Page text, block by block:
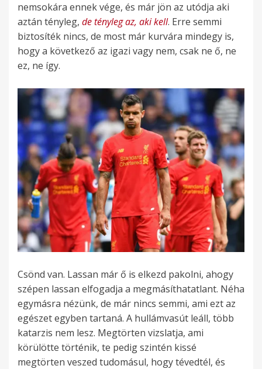
nemsokára ennek vége, és már jön az utódja aki
aztán tényleg, de tényleg az, aki kell. Erre semmi
biztosíték nincs, de most már kurvára mindegy is,
hogy a következő az igazi vagy nem, csak ne ő, ne
ez, ne így.
Csönd van. Lassan már ő is elkezd pakolni, ahogy
szépen lassan elfogadja a megmásíthatatlant. Néha
egymásra nézünk, de már nincs semmi, ami ezt az
egészet egyben tartaná. A hullámvasút leáll, több
katarzis nem lesz. Megtörten vizslatja, ami
körülötte történik, te pedig szintén kissé
megtörten veszed tudomásul, hogy tévedtél, és